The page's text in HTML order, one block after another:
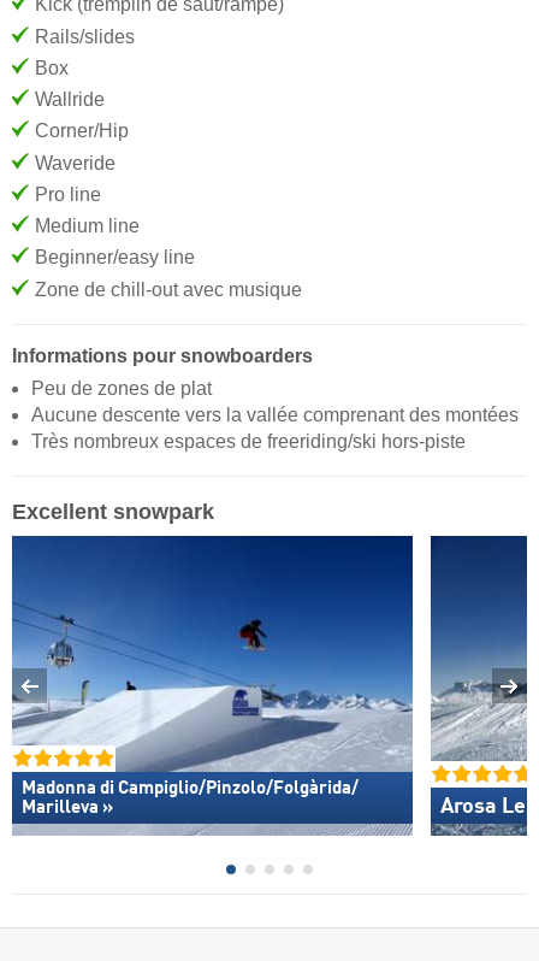
Kick (tremplin de saut/rampe)
Rails/slides
Box
Wallride
Corner/Hip
Waveride
Pro line
Medium line
Beginner/easy line
Zone de chill-out avec musique
Informations pour snowboarders
Peu de zones de plat
Aucune descente vers la vallée comprenant des montées
Très nombreux espaces de freeriding/ski hors-piste
Excellent snowpark
Madonna di Campiglio/​Pinzolo/​Folgàrida/​
Marilleva »
Arosa